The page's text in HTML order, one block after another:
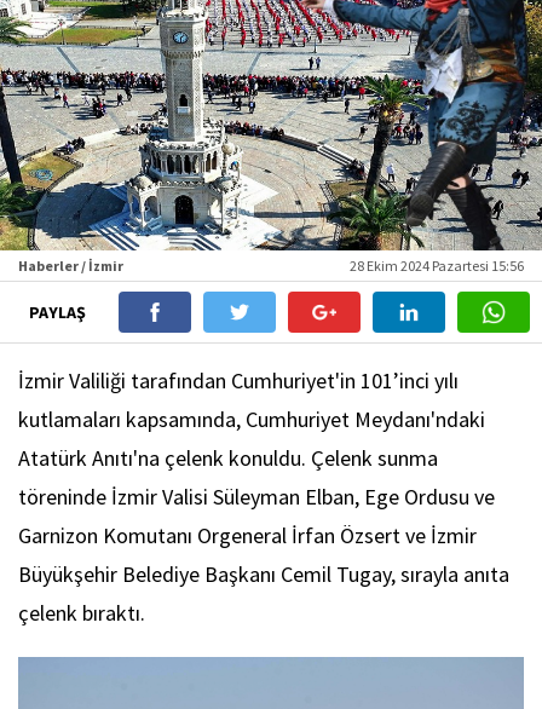
Haberler / İzmir 28 Ekim 2024 Pazartesi 15:56
PAYLAŞ
İzmir Valiliği tarafından Cumhuriyet'in 101’inci yılı
kutlamaları kapsamında, Cumhuriyet Meydanı'ndaki
Atatürk Anıtı'na çelenk konuldu. Çelenk sunma
töreninde İzmir Valisi Süleyman Elban, Ege Ordusu ve
Garnizon Komutanı Orgeneral İrfan Özsert ve İzmir
Büyükşehir Belediye Başkanı Cemil Tugay, sırayla anıta
çelenk bıraktı.